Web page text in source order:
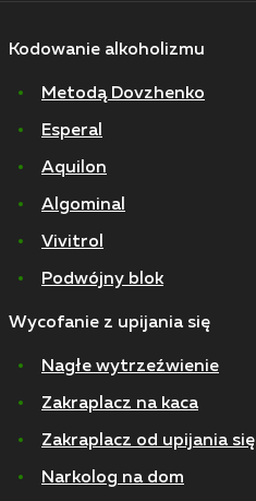
Kodowanie alkoholizmu
Metodą Dovzhenko
Esperal
Aquilon
Algominal
Vivitrol
Podwójny blok
Wycofanie z upijania się
Nagłe wytrzeźwienie
Zakraplacz na kaca
Zakraplacz od upijania się
Narkolog na dom